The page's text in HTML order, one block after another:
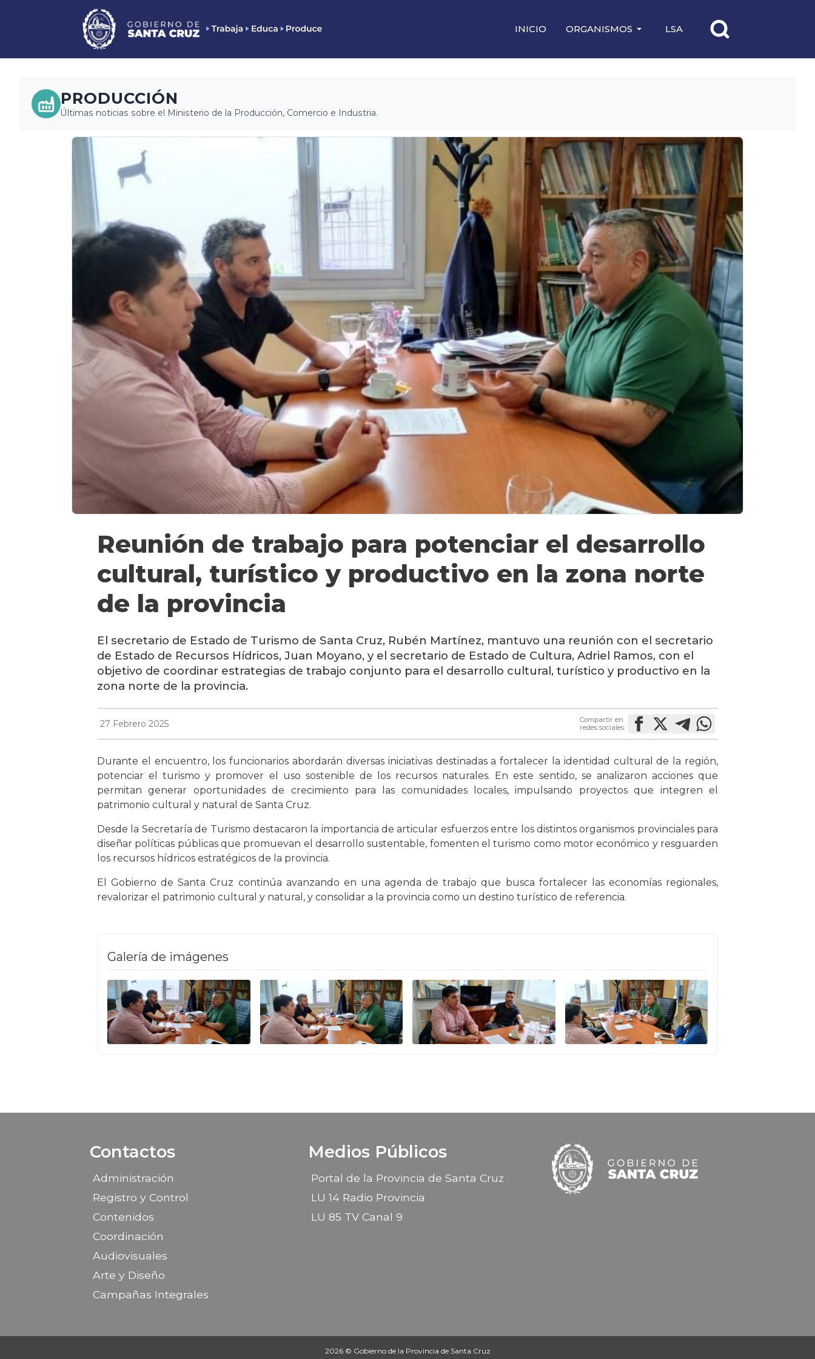
INICIO ORGANISMOS LSA
PRODUCCIÓN
Últimas noticias sobre el Ministerio de la Producción, Comercio e Industria.
Reunión de trabajo para potenciar el desarrollo
cultural, turístico y productivo en la zona norte
de la provincia
El secretario de Estado de Turismo de Santa Cruz, Rubén Martínez, mantuvo una reunión con el secretario
de Estado de Recursos Hídricos, Juan Moyano, y el secretario de Estado de Cultura, Adriel Ramos, con el
objetivo de coordinar estrategias de trabajo conjunto para el desarrollo cultural, turístico y productivo en la
zona norte de la provincia.
27 Febrero 2025
Compartir en
redes sociales:
Durante el encuentro, los funcionarios abordarán diversas iniciativas destinadas a fortalecer la identidad cultural de la región,
potenciar el turismo y promover el uso sostenible de los recursos naturales. En este sentido, se analizaron acciones que
permitan generar oportunidades de crecimiento para las comunidades locales, impulsando proyectos que integren el
patrimonio cultural y natural de Santa Cruz.
Desde la Secretaría de Turismo destacaron la importancia de articular esfuerzos entre los distintos organismos provinciales para
diseñar políticas públicas que promuevan el desarrollo sustentable, fomenten el turismo como motor económico y resguarden
los recursos hídricos estratégicos de la provincia.
El Gobierno de Santa Cruz continúa avanzando en una agenda de trabajo que busca fortalecer las economías regionales,
revalorizar el patrimonio cultural y natural, y consolidar a la provincia como un destino turístico de referencia.
Galería de imágenes
Contactos
Administración
Registro y Control
Contenidos
Coordinación
Audiovisuales
Arte y Diseño
Campañas Integrales
Medios Públicos
Portal de la Provincia de Santa Cruz
LU 14 Radio Provincia
LU 85 TV Canal 9
2026 © Gobierno de la Provincia de Santa Cruz